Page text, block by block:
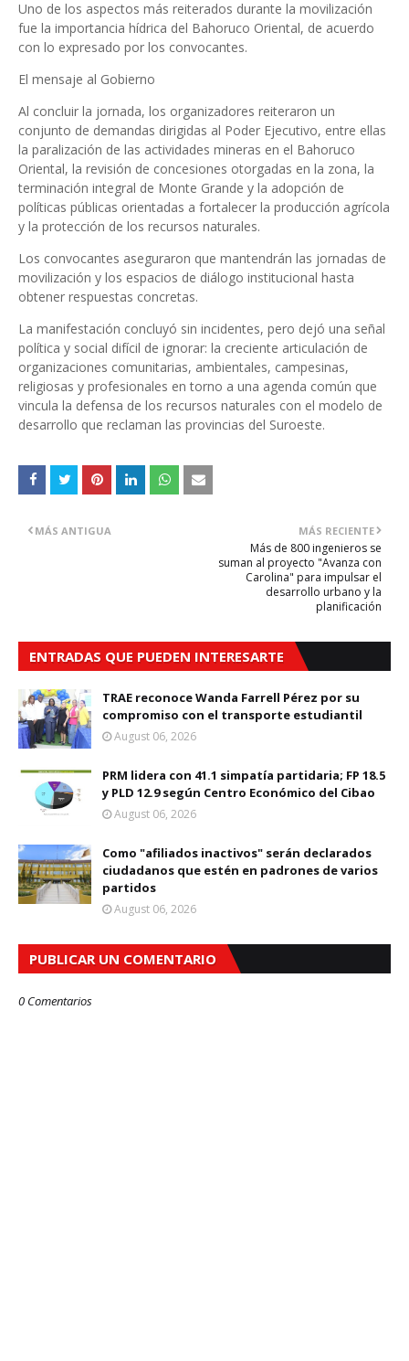
Uno de los aspectos más reiterados durante la movilización
fue la importancia hídrica del Bahoruco Oriental, de acuerdo
con lo expresado por los convocantes.
El mensaje al Gobierno
Al concluir la jornada, los organizadores reiteraron un
conjunto de demandas dirigidas al Poder Ejecutivo, entre ellas
la paralización de las actividades mineras en el Bahoruco
Oriental, la revisión de concesiones otorgadas en la zona, la
terminación integral de Monte Grande y la adopción de
políticas públicas orientadas a fortalecer la producción agrícola
y la protección de los recursos naturales.
Los convocantes aseguraron que mantendrán las jornadas de
movilización y los espacios de diálogo institucional hasta
obtener respuestas concretas.
La manifestación concluyó sin incidentes, pero dejó una señal
política y social difícil de ignorar: la creciente articulación de
organizaciones comunitarias, ambientales, campesinas,
religiosas y profesionales en torno a una agenda común que
vincula la defensa de los recursos naturales con el modelo de
desarrollo que reclaman las provincias del Suroeste.
MÁS RECIENTE
Más de 800 ingenieros se
suman al proyecto "Avanza con
Carolina" para impulsar el
desarrollo urbano y la
planificación
MÁS ANTIGUA
ENTRADAS QUE PUEDEN INTERESARTE
TRAE reconoce Wanda Farrell Pérez por su
compromiso con el transporte estudiantil
August 06, 2026
PRM lidera con 41.1 simpatía partidaria; FP 18.5
y PLD 12.9 según Centro Económico del Cibao
August 06, 2026
Como "afiliados inactivos" serán declarados
ciudadanos que estén en padrones de varios
partidos
August 06, 2026
PUBLICAR UN COMENTARIO
0 Comentarios